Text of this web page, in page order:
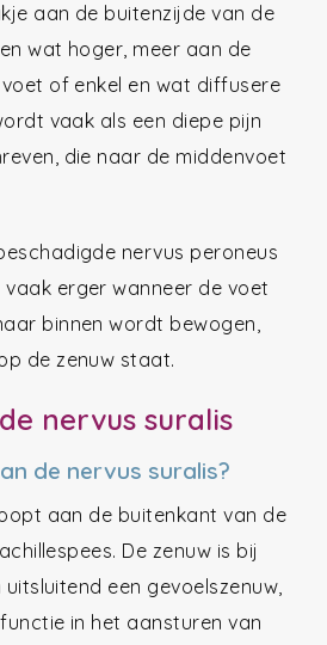
aan de buitenzijde van de
wat hoger, meer aan de
of enkel en wat diffusere
vaak als een diepe pijn
die naar de middenvoet
nervus peroneus
erger wanneer de voet
binnen wordt bewogen,
de zenuw staat.
nervus suralis
de nervus suralis?
aan de buitenkant van de
De zenuw is bij
een gevoelszenuw,
in het aansturen van